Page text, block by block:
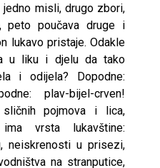
misli, drugo zbori,
peto poučava druge i
lukavo pristaje. Odakle
u liku i djelu da tako
i odijela? Dopodne:
plav-bijel-crven!
pojmova i lica,
vrsta lukavštine:
neiskrenosti u prisezi,
na stranputice,